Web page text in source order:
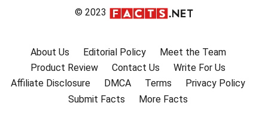
© 2023
About Us Editorial Policy
Meet the Team
Product Review
Contact Us
Write For Us
Affiliate Disclosure
DMCA Terms
Privacy Policy
Submit Facts
More Facts